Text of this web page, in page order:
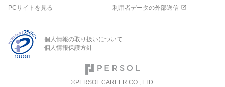
PCサイトを見る
利用者データの外部送信
個人情報の取り扱いについて
個人情報保護方針
©PERSOL CAREER CO., LTD.